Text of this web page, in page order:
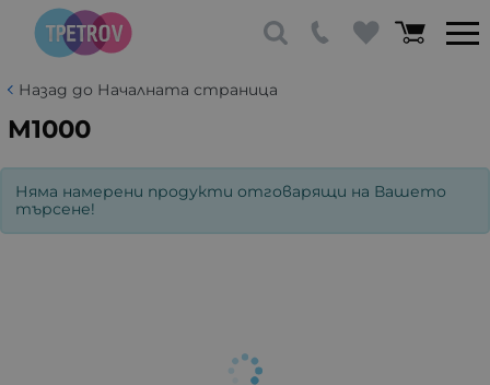
Назад до Началната страница
M1000
Няма намерени продукти отговарящи на Вашето
търсене!